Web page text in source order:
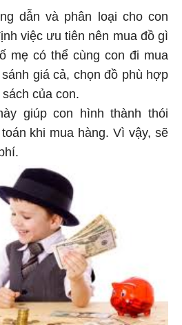
dẫn và phân loại cho con
việc ưu tiên nên mua đồ gì
mẹ có thể cùng con đi mua
giá cả, chọn đồ phù hợp
của con.
giúp con hình thành thói
khi mua hàng. Vì vậy, sẽ